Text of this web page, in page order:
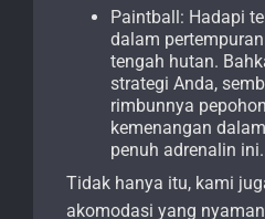
Paintball: Hadapi
dalam pertempuran
tengah hutan.
strategi Anda,
rimbunnya
kemenangan
penuh adrenalin ini.
Tidak hanya itu, kami
akomodasi yang